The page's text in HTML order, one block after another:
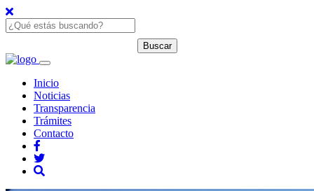
Inicio
Noticias
Transparencia
Trámites
Contacto